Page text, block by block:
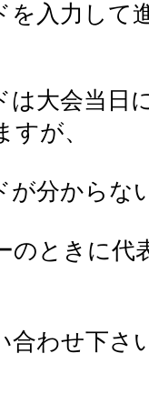
を入力して
は大会当日
が、
が分からな
のときに代
合わせ下さ